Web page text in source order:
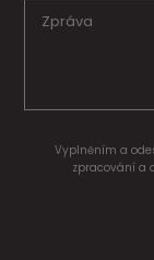
Vyplněním a
zpracování a